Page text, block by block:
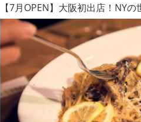
【7月OPEN】大阪初出店！NY